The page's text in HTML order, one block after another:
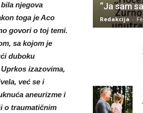
njegova
toga je Aco
govori o toj temi.
sa kojom je
duboku
izazovima,
već se i
aneurizme i
o traumatičnim
“Ja sam
Redakcija -